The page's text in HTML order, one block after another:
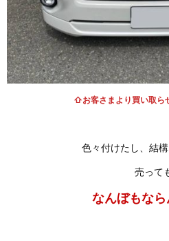
⇧お客さまより買い取
色々付けたし、結
売って
なんぼもなら